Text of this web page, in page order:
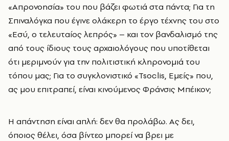
«Απρονοησία» του που βάζει φωτιά στα πάντα; Για τη
Σπιναλόγκα που έγινε ολάκερη το έργο τέχνης του στο
«Εσύ, ο τελευταίος λεπρός» – και τον βανδαλισμό της
από τους ίδιους τους αρχαιολόγους που υποτίθεται
ότι μεριμνούν για την πολιτιστική κληρονομιά του
τόπου μας; Για το συγκλονιστικό «Tsoclis, Εμείς» που,
ας μου επιτραπεί, είναι κινούμενος Φράνσις Μπέικον;
Η απάντηση είναι απλή: δεν θα προλάβω. Ας δει,
όποιος θέλει, όσα βίντεο μπορεί να βρει με